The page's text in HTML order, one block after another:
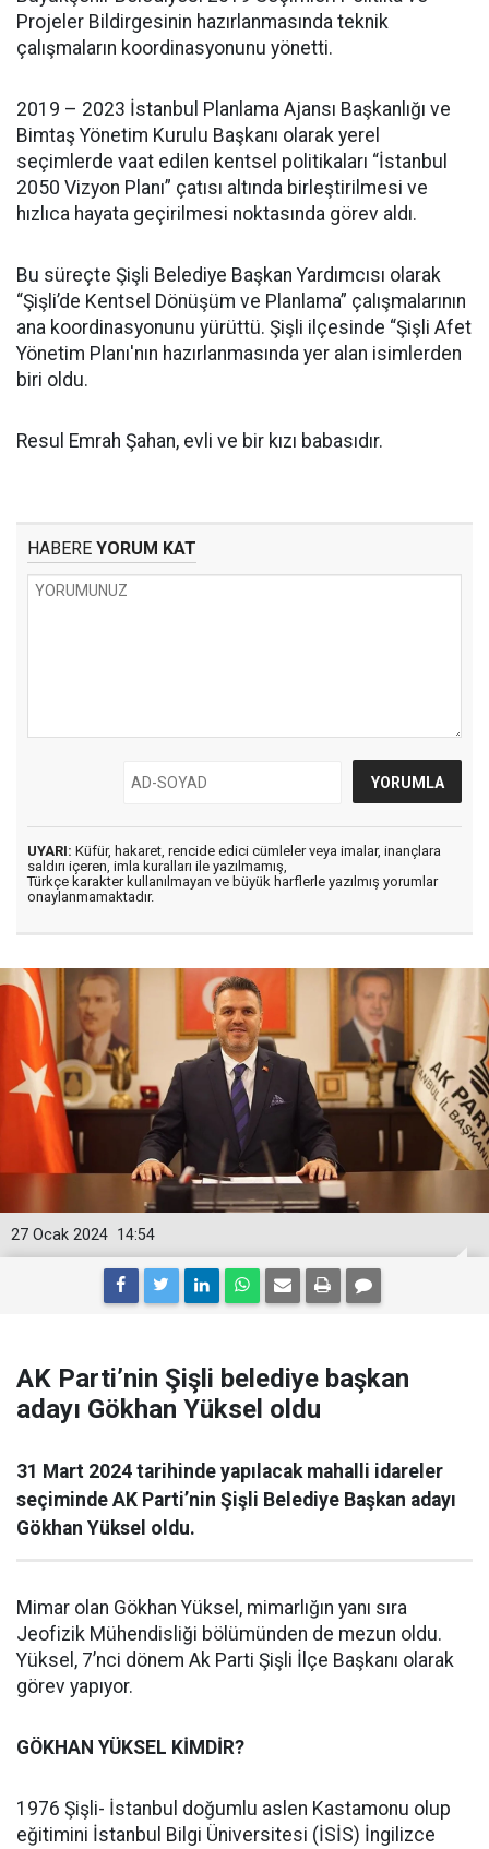
Projeler Bildirgesinin hazırlanmasında teknik
çalışmaların koordinasyonunu yönetti.
2019 – 2023 İstanbul Planlama Ajansı Başkanlığı ve
Bimtaş Yönetim Kurulu Başkanı olarak yerel
seçimlerde vaat edilen kentsel politikaları “İstanbul
2050 Vizyon Planı” çatısı altında birleştirilmesi ve
hızlıca hayata geçirilmesi noktasında görev aldı.
Bu süreçte Şişli Belediye Başkan Yardımcısı olarak
“Şişli’de Kentsel Dönüşüm ve Planlama” çalışmalarının
ana koordinasyonunu yürüttü. Şişli ilçesinde “Şişli Afet
Yönetim Planı'nın hazırlanmasında yer alan isimlerden
biri oldu.
Resul Emrah Şahan, evli ve bir kızı babasıdır.
HABERE YORUM KAT
UYARI: Küfür, hakaret, rencide edici cümleler veya imalar, inançlara
saldırı içeren, imla kuralları ile yazılmamış,
Türkçe karakter kullanılmayan ve büyük harflerle yazılmış yorumlar
onaylanmamaktadır.
14:54
27 Ocak 2024
AK Parti’nin Şişli belediye başkan
adayı Gökhan Yüksel oldu
31 Mart 2024 tarihinde yapılacak mahalli idareler
seçiminde AK Parti’nin Şişli Belediye Başkan adayı
Gökhan Yüksel oldu.
Mimar olan Gökhan Yüksel, mimarlığın yanı sıra
Jeofizik Mühendisliği bölümünden de mezun oldu.
Yüksel, 7’nci dönem Ak Parti Şişli İlçe Başkanı olarak
görev yapıyor.
GÖKHAN YÜKSEL KİMDİR?
1976 Şişli- İstanbul doğumlu aslen Kastamonu olup
eğitimini İstanbul Bilgi Üniversitesi (İSİS) İngilizce